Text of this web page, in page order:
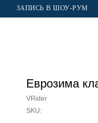
ЗАПИСЬ В ШОУ-РУМ
Еврозима
VRider
SKU: